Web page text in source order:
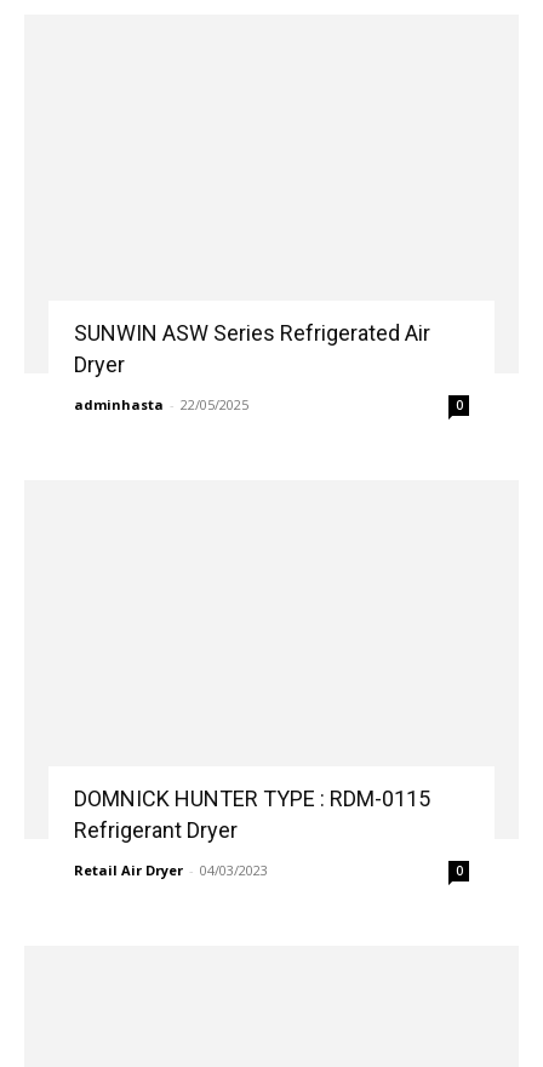
SUNWIN ASW Series Refrigerated Air
Dryer
adminhasta - 22/05/2025 0
DOMNICK HUNTER TYPE : RDM-0115
Refrigerant Dryer
Retail Air Dryer - 04/03/2023 0